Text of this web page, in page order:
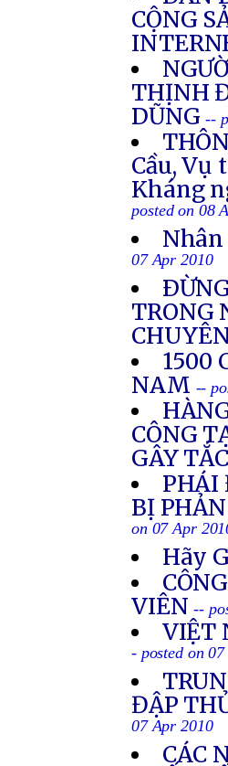
CỘNG
THỊNH
DŨNG --
Cầu,
Kháng
posted on 08
07 Apr 2010
TRONG
1500
NAM --
CÔNG
GÂY
PHÁI
BỊ
on 07 Apr
Hãy
VIÊN --
VIỆT
- posted on
ĐẬP
07 Apr 2010
CÁC